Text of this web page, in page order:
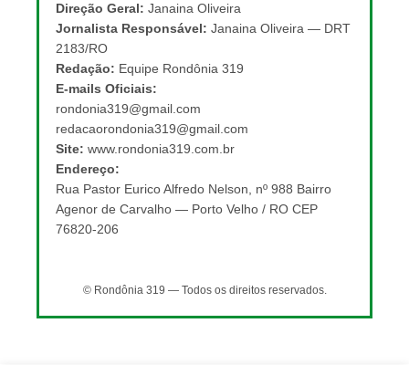
Direção Geral: Janaina Oliveira
Jornalista Responsável: Janaina Oliveira — DRT
2183/RO
Redação: Equipe Rondônia 319
E-mails Oficiais:
rondonia319@gmail.com
redacaorondonia319@gmail.com
Site: www.rondonia319.com.br
Endereço:
Rua Pastor Eurico Alfredo Nelson, nº 988 Bairro
Agenor de Carvalho — Porto Velho / RO CEP
76820-206
© Rondônia 319 — Todos os direitos reservados.